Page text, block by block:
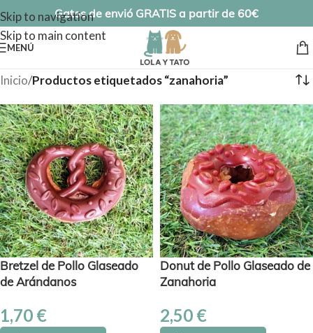
Skip to navigation
Skip to main content
Gatos de envió GRATIS a partir de 60€
MENÚ
Inicio/Productos etiquetados “zanahoria”
Bretzel de Pollo Glaseado
de Arándanos
1,70 €
Donut de Pollo Glaseado de
Zanahoria
2,50 €